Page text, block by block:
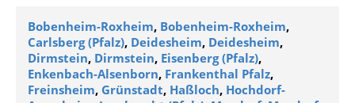
Bobenheim-Roxheim, Bobenheim-Roxheim,
Carlsberg (Pfalz), Deidesheim, Deidesheim,
Dirmstein, Dirmstein, Eisenberg (Pfalz),
Enkenbach-Alsenborn, Frankenthal Pfalz,
Freinsheim, Grünstadt, Haßloch, Hochdorf-